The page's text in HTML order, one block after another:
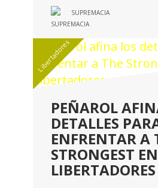
SUPREMACIA
Libertadores
PEÑAROL
DETALLES
ENFRENTAR A
STRONGEST
LIBERTADORES